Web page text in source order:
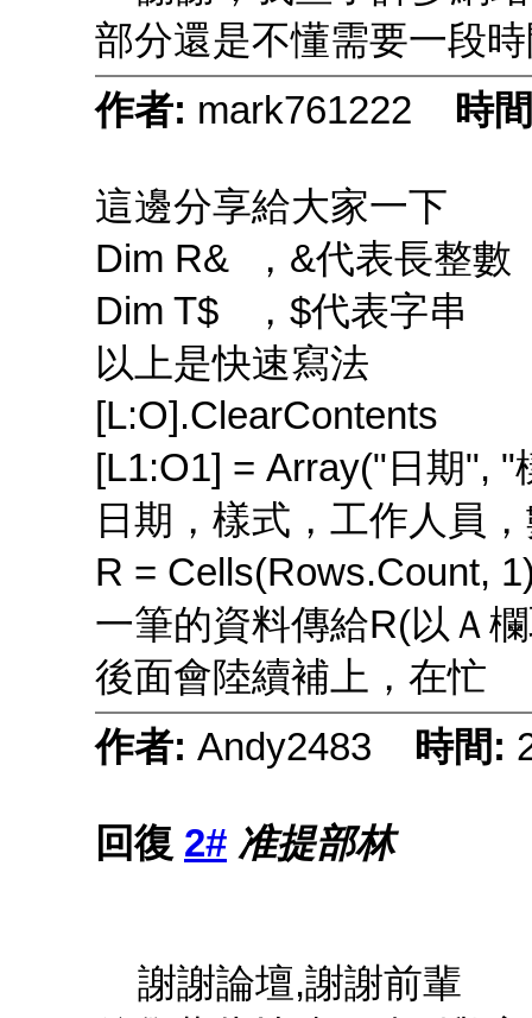
部分還是不懂需要一段
作者: mark761222 時
這邊分享給大家一下
Dim R& ，&代表長整數
Dim T$ ，$代表字串
以上是快速寫法
[L1:O1] = Array("日期
日期，樣式，工作人員
R = Cells(Rows.Count,
一筆的資料傳給R(以Ａ
後面會陸續補上，在忙
作者: Andy2483 時間:
回復 2# 准提部林
謝謝論壇,謝謝前輩